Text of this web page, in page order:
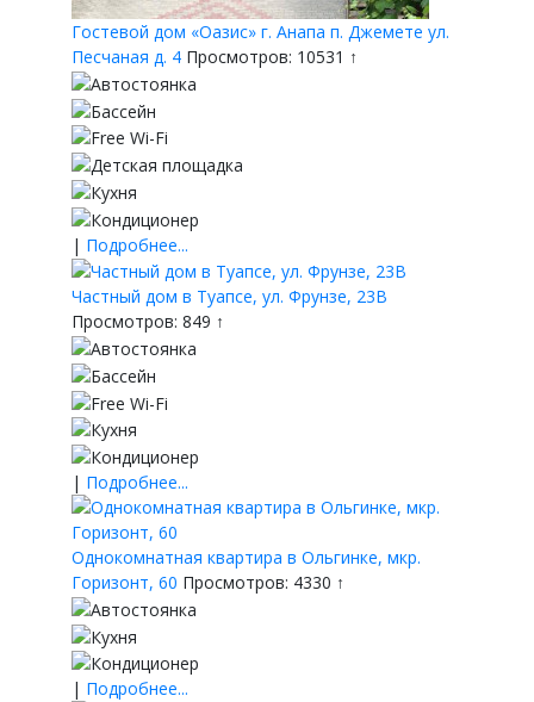
Гостевой дом «Оазис» г. Анапа п. Джемете ул.
Песчаная д. 4 Просмотров: 10531 ↑
| Подробнее...
Частный дом в Туапсе, ул. Фрунзе, 23В
Просмотров: 849 ↑
| Подробнее...
Однокомнатная квартира в Ольгинке, мкр.
Горизонт, 60 Просмотров: 4330 ↑
| Подробнее...